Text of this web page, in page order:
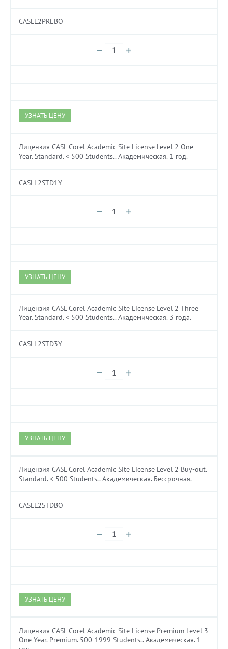
CASLL2PREBO
УЗНАТЬ ЦЕНУ
Лицензия CASL Corel Academic Site License Level 2 One
Year. Standard. < 500 Students.. Академическая. 1 год.
CASLL2STD1Y
УЗНАТЬ ЦЕНУ
Лицензия CASL Corel Academic Site License Level 2 Three
Year. Standard. < 500 Students.. Академическая. 3 года.
CASLL2STD3Y
УЗНАТЬ ЦЕНУ
Лицензия CASL Corel Academic Site License Level 2 Buy-out.
Standard. < 500 Students.. Академическая. Бессрочная.
CASLL2STDBO
УЗНАТЬ ЦЕНУ
Лицензия CASL Corel Academic Site License Premium Level 3
One Year. Premium. 500-1999 Students.. Академическая. 1